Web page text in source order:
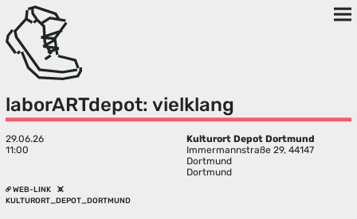
laborARTdepot: vielklang
29.06.26
11:00
Kulturort Depot Dortmund
Immermannstraße 29, 44147
Dortmund
Dortmund
WEB-LINK
KULTURORT_DEPOT_DORTMUND